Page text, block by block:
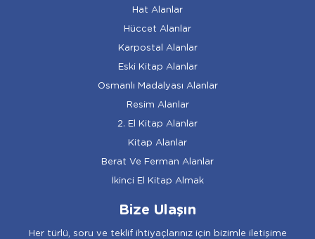
Hat Alanlar
Hüccet Alanlar
Karpostal Alanlar
Eski Kitap Alanlar
Osmanlı Madalyası Alanlar
Resim Alanlar
2. El Kitap Alanlar
Kitap Alanlar
Berat Ve Ferman Alanlar
İkinci El Kitap Almak
Bize Ulaşın
Her türlü, soru ve teklif ihtiyaçlarınız için bizimle iletişime